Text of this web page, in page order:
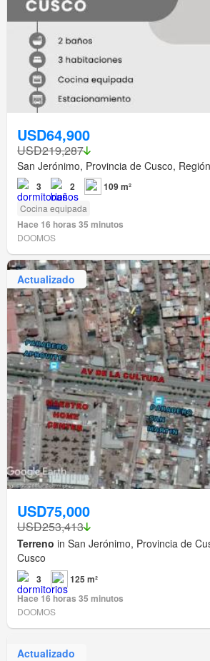
USD64,900
USD219,287
San Jerónimo, Provincia de Cusco,
3 2 109 m²
Cocina equipada
Hace 16 horas 35 minutos
DOOMOS
Actualizado
USD75,000
USD253,413
Terreno in San Jerónimo, Provincia de
Cusco
3
125 m²
Hace 16 horas 35 minutos
DOOMOS
Actualizado